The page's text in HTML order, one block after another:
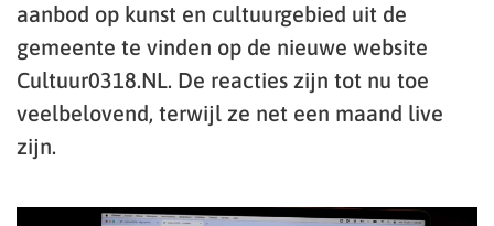
aanbod op kunst en cultuurgebied uit de
gemeente te vinden op de nieuwe website
Cultuur0318.NL. De reacties zijn tot nu toe
veelbelovend, terwijl ze net een maand live
zijn.